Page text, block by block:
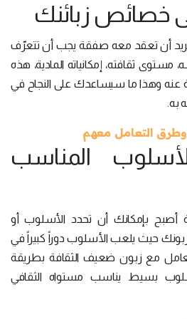
خصائص زبائنك
تريد أن تعقد معه صفقة يجب أن تتعرّف
ثقافته، إمكانياته المادية، هذه
عنه وهذا ما سيساعدك على النجاح في
به.
وطرق التعامل معهم
المناسب
أصبح بإمكانك أن تحدد الأسلوب أو
حيث يلعب الأسلوب دوراً كبيراً في
مع زبون ضعيف الثقافة بطريقة
بسيط يناسب مستواه الثقافي